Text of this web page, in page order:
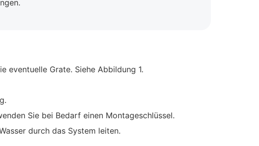
eventuelle Grate. Siehe Abbildung 1.
Sie bei Bedarf einen Montageschlüssel.
durch das System leiten.